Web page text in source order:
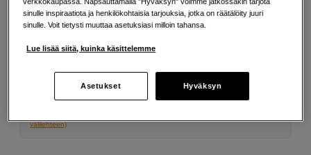
Maksa Svea-erämaksulla
19,07 %
Lainaaminen maksaa!
Jos et pysty maksamaan velkaa ajoissa, saatat
välilehteen)
sinulle inspiraatiota ja henkilökohtaisia tarjouksia, jotka on räätälöity juuri
sinulle. Voit tietysti muuttaa asetuksiasi milloin tahansa.
Lue lisää siitä, kuinka käsittelemme
Asetukset Hyväksyn